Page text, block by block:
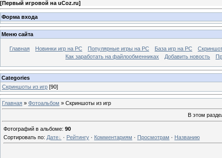
[Первый игровой на uCoz.ru]
Форма входа
Меню сайта
Главная Новинки игр на PC Популярные игры на PC База игр на РС
Как заработать на файлообменниках
Добавить новость
Categories
Скриншоты из игр [90]
Главная » Фотоальбом » Скриншоты из игр
В этом
Фотографий в альбоме: 90
Сортировать по: Дате · Рейтингу · Комментариям · Просмотрам · Названию